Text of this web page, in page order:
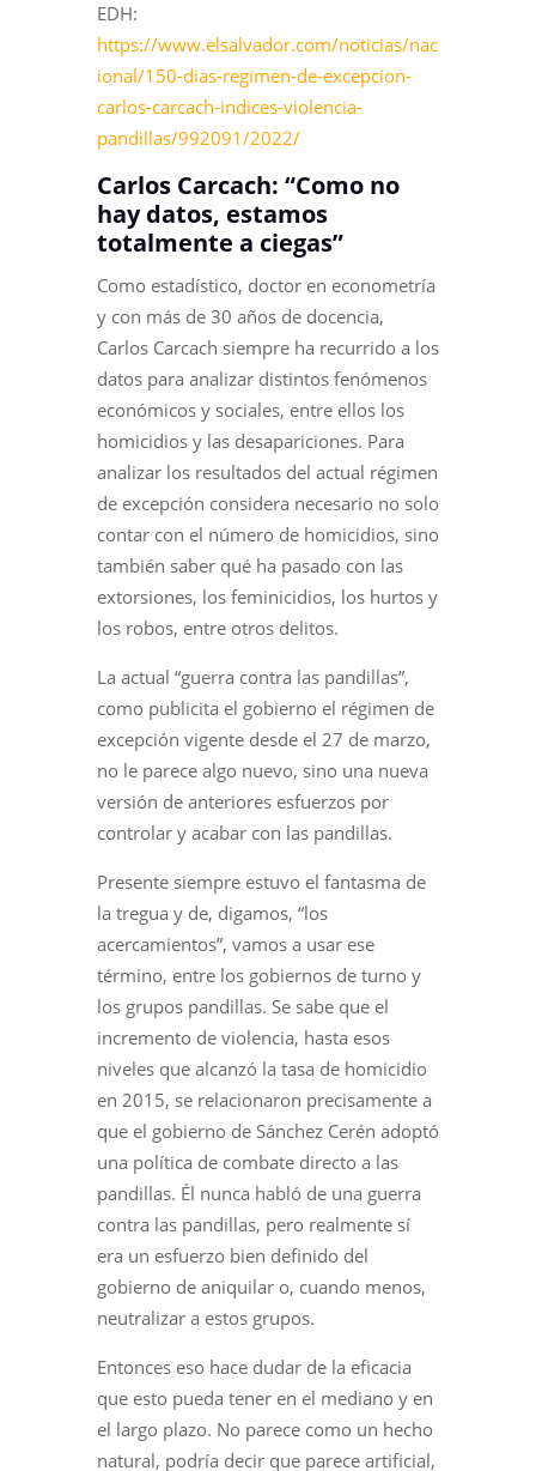
EDH:
https://www.elsalvador.com/noticias/nac
ional/150-dias-regimen-de-excepcion-
carlos-carcach-indices-violencia-
pandillas/992091/2022/
Carlos Carcach: “Como no
hay datos, estamos
totalmente a ciegas”
Como estadístico, doctor en econometría
y con más de 30 años de docencia,
Carlos Carcach siempre ha recurrido a los
datos para analizar distintos fenómenos
económicos y sociales, entre ellos los
homicidios y las desapariciones. Para
analizar los resultados del actual régimen
de excepción considera necesario no solo
contar con el número de homicidios, sino
también saber qué ha pasado con las
extorsiones, los feminicidios, los hurtos y
los robos, entre otros delitos.
La actual “guerra contra las pandillas”,
como publicita el gobierno el régimen de
excepción vigente desde el 27 de marzo,
no le parece algo nuevo, sino una nueva
versión de anteriores esfuerzos por
controlar y acabar con las pandillas.
Presente siempre estuvo el fantasma de
la tregua y de, digamos, “los
acercamientos”, vamos a usar ese
término, entre los gobiernos de turno y
los grupos pandillas. Se sabe que el
incremento de violencia, hasta esos
niveles que alcanzó la tasa de homicidio
en 2015, se relacionaron precisamente a
que el gobierno de Sánchez Cerén adoptó
una política de combate directo a las
pandillas. Él nunca habló de una guerra
contra las pandillas, pero realmente sí
era un esfuerzo bien definido del
gobierno de aniquilar o, cuando menos,
neutralizar a estos grupos.
Entonces eso hace dudar de la eficacia
que esto pueda tener en el mediano y en
el largo plazo. No parece como un hecho
natural, podría decir que parece artificial,